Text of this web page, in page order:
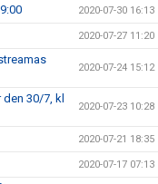
2020-07-30 16:13
2020-07-27 11:20
2020-07-24 15:12
30/7, kl
2020-07-23 10:28
2020-07-21 18:35
2020-07-17 07:13